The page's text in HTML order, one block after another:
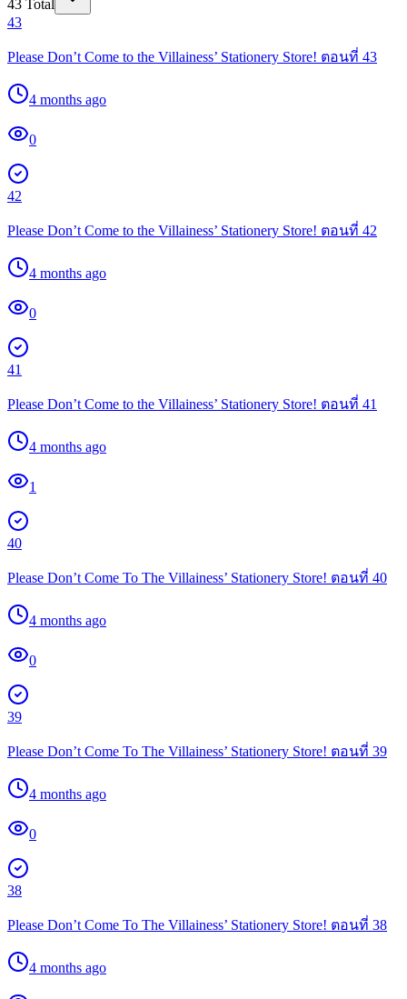
43 Total
43
Please Don’t Come to the Villainess’ Stationery Store! ตอนที่ 43
4 months ago
0
42
Please Don’t Come to the Villainess’ Stationery Store! ตอนที่ 42
4 months ago
0
41
Please Don’t Come to the Villainess’ Stationery Store! ตอนที่ 41
4 months ago
1
40
Please Don’t Come To The Villainess’ Stationery Store! ตอนที่ 40
4 months ago
0
39
Please Don’t Come To The Villainess’ Stationery Store! ตอนที่ 39
4 months ago
0
38
Please Don’t Come To The Villainess’ Stationery Store! ตอนที่ 38
4 months ago